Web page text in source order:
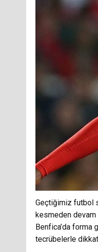
Geçtiğimiz futbol
kesmeden devam
Benfica’da forma
tecrübelerle